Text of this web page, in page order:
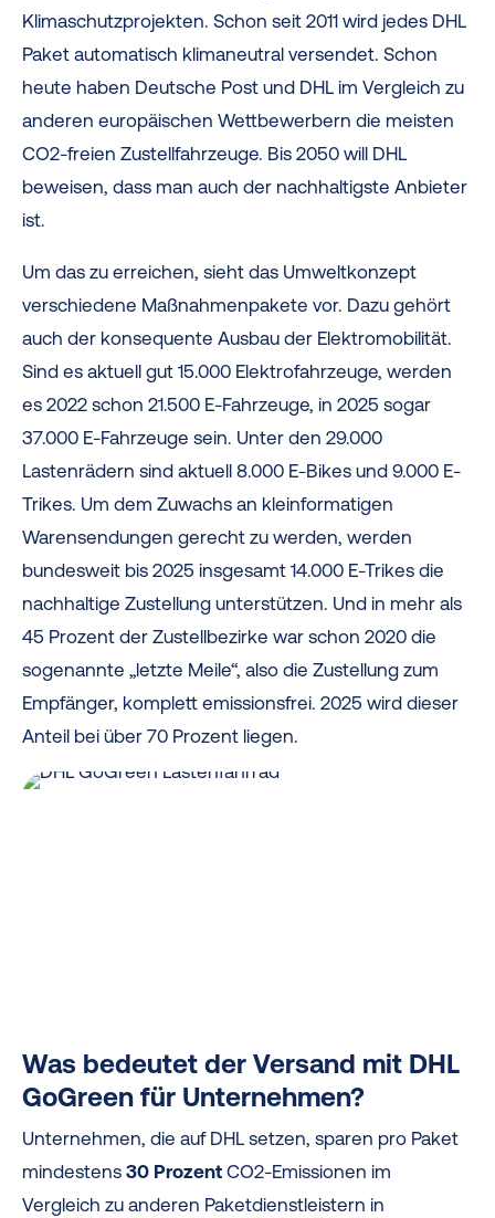
Klimaschutzprojekten. Schon seit 2011 wird jedes DHL
Paket automatisch klimaneutral versendet. Schon
heute haben Deutsche Post und DHL im Vergleich zu
anderen europäischen Wettbewerbern die meisten
CO2-freien Zustellfahrzeuge. Bis 2050 will DHL
beweisen, dass man auch der nachhaltigste Anbieter
ist.
Um das zu erreichen, sieht das Umweltkonzept
verschiedene Maßnahmenpakete vor. Dazu gehört
auch der konsequente Ausbau der Elektromobilität.
Sind es aktuell gut 15.000 Elektrofahrzeuge, werden
es 2022 schon 21.500 E-Fahrzeuge, in 2025 sogar
37.000 E-Fahrzeuge sein. Unter den 29.000
Lastenrädern sind aktuell 8.000 E-Bikes und 9.000 E-
Trikes. Um dem Zuwachs an kleinformatigen
Warensendungen gerecht zu werden, werden
bundesweit bis 2025 insgesamt 14.000 E-Trikes die
nachhaltige Zustellung unterstützen. Und in mehr als
45 Prozent der Zustellbezirke war schon 2020 die
sogenannte „letzte Meile“, also die Zustellung zum
Empfänger, komplett emissionsfrei. 2025 wird dieser
Anteil bei über 70 Prozent liegen.
Was bedeutet der Versand mit DHL
GoGreen für Unternehmen?
Unternehmen, die auf DHL setzen, sparen pro Paket
mindestens 30 Prozent CO2-Emissionen im
Vergleich zu anderen Paketdienstleistern in